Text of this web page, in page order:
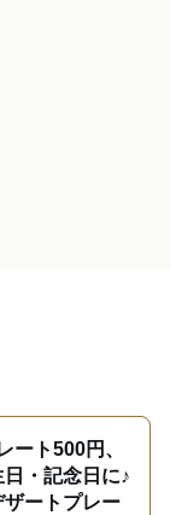
ト500円、
・記念日に♪
ートプレー